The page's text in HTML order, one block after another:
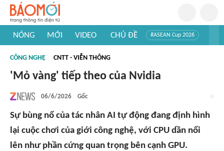
NÓNG MỚI VIDEO CHỦ ĐỀ #ASEAN Cup 2026
#Khám phá thế giới
CÔNG NGHỆ CNTT - VIỄN THÔNG
'Mỏ vàng' tiếp theo của Nvidia
06/6/2026 Gốc
Sự bùng nổ của tác nhân AI tự động đang định hình
lại cuộc chơi của giới công nghệ, với CPU dần nổi
lên như phần cứng quan trọng bên cạnh GPU.